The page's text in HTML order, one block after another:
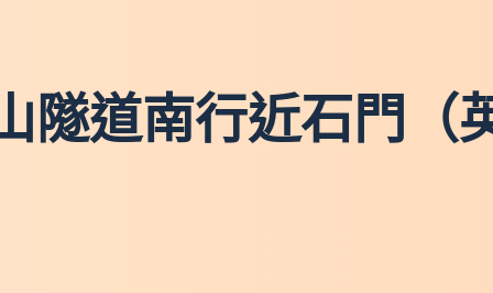
隧道南行近石門（